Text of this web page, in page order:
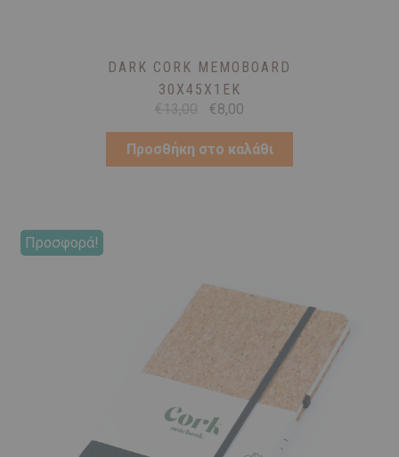
DARK CORK MEMOBOARD
30X45X1ΕΚ
€13,00
Original
was:
€13,00.
€8,00
τιμή
είναι:
Προσθήκη στο καλάθι
Προσφορά!